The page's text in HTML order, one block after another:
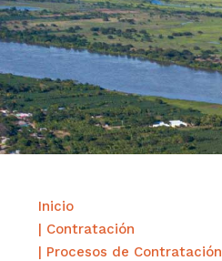
Inicio
| Contratación
| Procesos de Contratación